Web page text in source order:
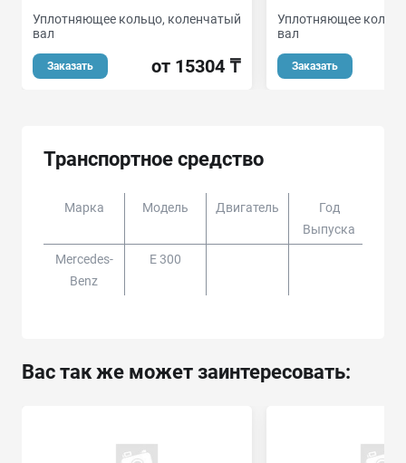
Уплотняющее кольцо, коленчатый
вал
Заказать от 15304 ₸
Уплотняющее
вал
Заказать
Транспортное средство
Марка Модель Двигатель
Год
Выпуска
Mercedes-
Benz
E 300
Вас так же может заинтересовать: